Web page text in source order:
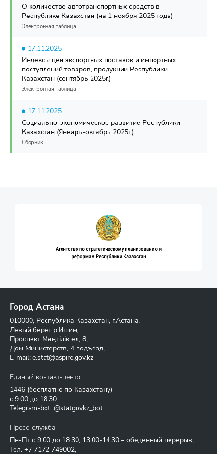
О количестве автотранспортных средств в
Республике Казахстан (на 1 ноября 2025 года)
Электронная таблица
17.11.2025
Индексы цен экспортных поставок и импортных
поступлений товаров, продукции Республики
Казахстан (сентябрь 2025г.)
Электронная таблица
17.11.2025
Социально-экономическое развитие Республики
Казахстан (Январь-октябрь 2025г.)
Сборник
Город Астана
010000, Республика Казахстан, г.Астана,
Левый берег р.Ишим,
Проспект Мәңгілік ел, 8,
Дом Министерств, 4 подъезд,
E-mail: e.stat@aspire.gov.kz
Единый контакт-центр
1446 (бесплатно по Казахстану)
с 9:00 до 18:30
Telegram-bot: @statgovkz_bot
Пресс-служба
Пн-Пт с 9:00 до 18:30, 13:00-14:30 – обеденный перерыв,
Тел. +7 7172 749002,